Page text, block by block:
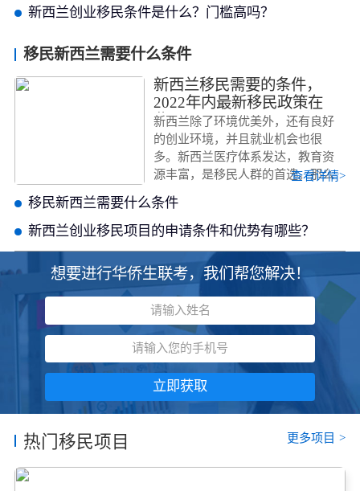
新西兰创业移民条件是什么？门槛高吗？
移民新西兰需要什么条件
新西兰移民需要的条件，
2022年内最新移民政策在
此！
新西兰除了环境优美外，还有良好
的创业环境，并且就业机会也很
多。新西兰医疗体系发达，教育资
源丰富，是移民人群的首选。那么
来，美瑞海外将带你了解2022年内
最新移民政策。
查看详情>
移民新西兰需要什么条件
新西兰创业移民项目的申请条件和优势有哪些？
想要进行华侨生联考，我们帮您解决！
立即获取
热门移民项目 更多项目 >